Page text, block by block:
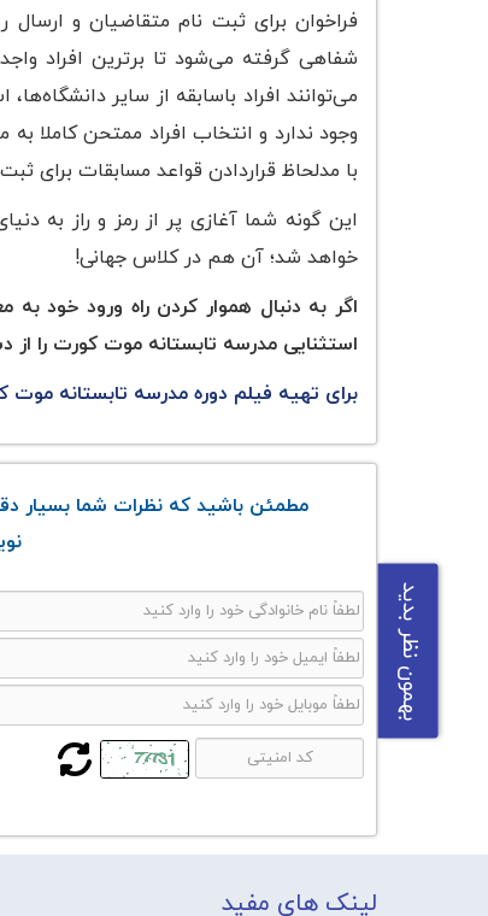
فراخوان برای ثبت نام متقاضیان و
شفاهی گرفته می‌شود تا برترین افراد
می‌توانند افراد باسابقه از سایر
وجود ندارد و انتخاب افراد ممتحن کاملا
با مدلحاظ قراردادن قواعد مسابقات برای
این گونه شما آغازی پر از رمز و راز به
خواهد شد؛ آن هم در کلاس جهانی!
اگر به دنبال هموار کردن راه ورود خود
استثنایی مدرسه تابستانه موت کورت را
برای تهیه فیلم دوره مدرسه تابستانه موت
بهمون نظر بدید
مطمئن باشید که نظرات شما بسیار
لینک های مفید